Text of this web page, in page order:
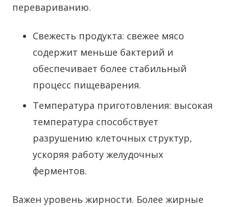
перевариванию.
Свежесть продукта: свежее мясо
содержит меньше бактерий и
обеспечивает более стабильный
процесс пищеварения.
Температура приготовления: высокая
температура способствует
разрушению клеточных структур,
ускоряя работу желудочных
ферментов.
Важен уровень жирности. Более жирные